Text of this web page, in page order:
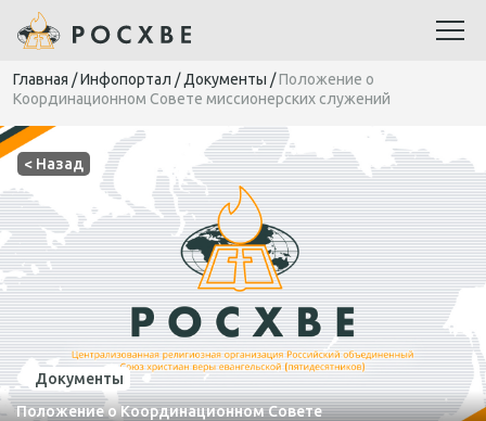
Главная /Инфопортал /Документы /Положение о
Координационном Совете миссионерских служений
< Назад
Документы
Положение о Координационном Совете